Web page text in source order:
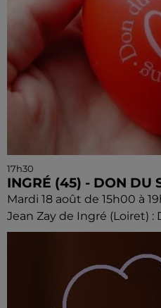
17h30
INGRÉ (45) - DON DU
Mardi 18 août de 15h00 à
Jean Zay de Ingré (Loiret) :